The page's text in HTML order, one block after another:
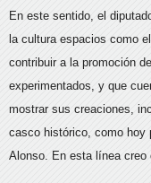
En este sentido, el
la cultura espacios como
contribuir a la promoción
experimentados, y que
mostrar sus creaciones,
casco histórico, como hoy
Alonso. En esta línea creo